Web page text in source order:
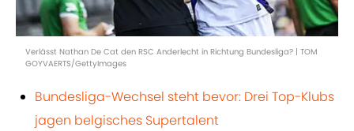
Verlässt Nathan De Cat den RSC Anderlecht in Richtung Bundesliga? | TOM
GOYVAERTS/GettyImages
Bundesliga-Wechsel steht bevor: Drei Top-Klubs
jagen belgisches Supertalent